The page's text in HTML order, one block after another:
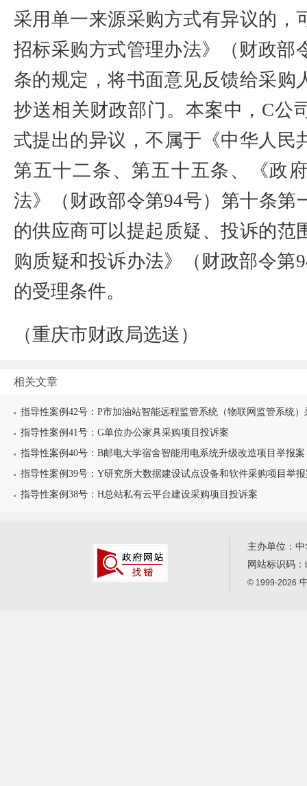
采用单一来源采购方式有异议的，
招标采购方式管理办法》（财政部
条的规定，将书面意见反馈给采购
抄送相关财政部门。本案中， C公
式提出的异议，不属于《中华人民
第五十二条、第五十五条、《政
法》（财政部令第94号）第十条第
的供应商可以提起质疑、投诉的范
购质疑和投诉办法》（财政部令第
的受理条件。
（重庆市财政局选送）
相关文章
指导性案例42号：P市加油站智能远程监管系统（物联网监管系统
指导性案例41号：G单位办公家具采购项目投诉案
指导性案例40号：B邮电大学宿舍智能用电系统升级改造项目举报案
指导性案例39号：Y研究所大数据建设试点设备和软件采购项目举
指导性案例38号：H总站私有云平台建设采购项目投诉案
主办单位：
网站标识码：
© 1999-2026